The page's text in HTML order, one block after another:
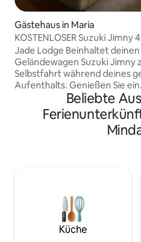
Gästehaus in Maria
KOSTENLOSER Suzuki Jimny
(Abholung am Hafen möglich)
Frühstück
Jade Lodge Beinhaltet deinen eigenen
Geländewagen Suzuki Jimny
Selbstfahrt während deines
Aufenthalts. Genießen Sie ein
reichhaltiges Frühstück,
Stunden-Infinity-Pool, einen
Massagesessel und Zugang
ist. Am Ende deines
du den Jimny einfach zu La
zurück, und wir arrangieren
kostenlosen Transfer zurück
Beliebte
Küche